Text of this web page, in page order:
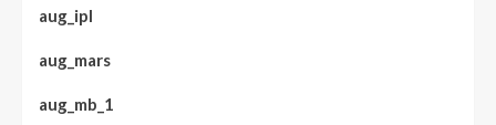
aug_ipl
aug_mars
aug_mb_1